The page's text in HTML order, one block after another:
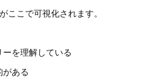
ここで可視化されます。
を理解している
がある